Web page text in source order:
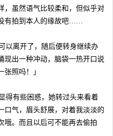
，虽然语气比较柔和，但似乎对
有拍到本人的缘故吧……
以离开了，随后便转身继续办
现出一种冲动，脑袋一热开口说
照吗！」
有些困惑，她转过头来看着
口气，眉头舒展，对着我淡淡的
哦。而且以后可不能再去偷拍